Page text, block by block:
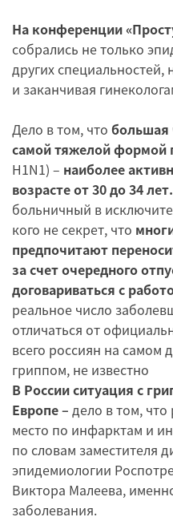
На конференции
собрались не только
других специальностей,
и заканчивая
Дело в том, что большая
самой тяжелой формой
H1N1) – наиболее
возрасте от 30 до 34 лет.
больничный в
кого не секрет, что
предпочитают
за счет очередного
договариваться с
реальное число
отличаться от
всего россиян на самом
гриппом, не известно
В России ситуация с
Европе – дело в том,
место по инфарктам и
по словам заместителя
эпидемиологии
Виктора Малеева,
заболевания.